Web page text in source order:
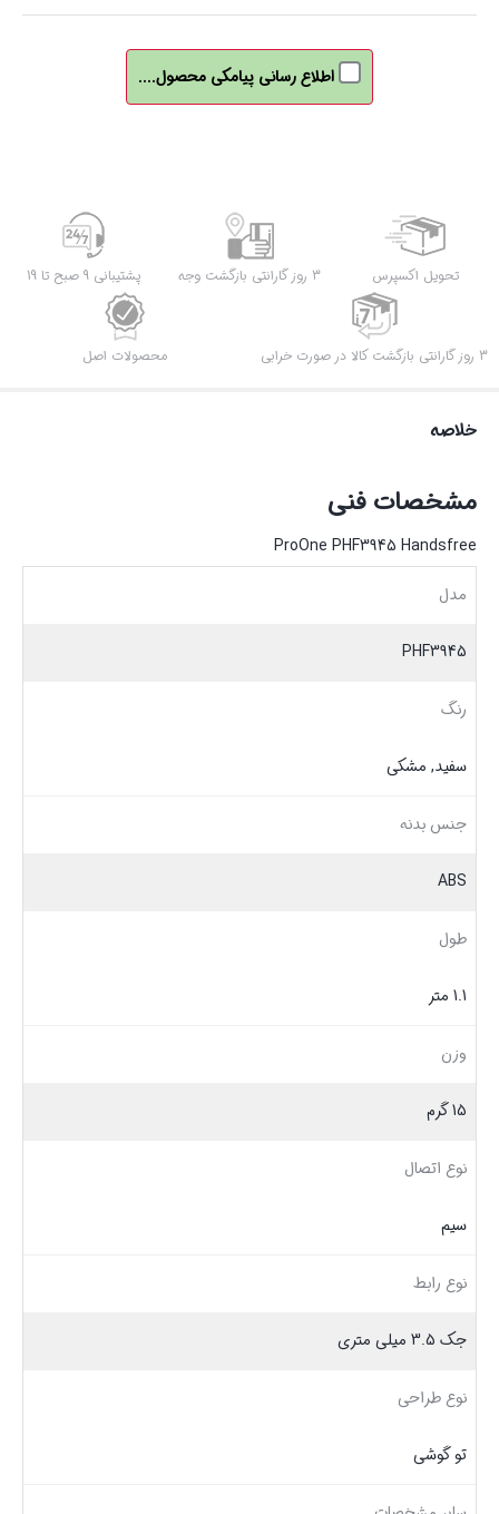
اطلاع رسانی پیامکی محصول....
تحویل اکسپرس 3 روز گارانتی بازگشت وجه پشتیبانی 9 صبح تا 19
3 روز گارانتی بازگشت کالا در صورت خرابی محصولات اصل
خلاصه
مشخصات فنی
ProOne PHF3945 Handsfree
مدل
PHF3945
رنگ
سفید, مشکی
جنس بدنه
ABS
طول
1.1 متر
وزن
15 گرم
نوع اتصال
سیم
نوع رابط
جک 3.5 میلی متری
نوع طراحی
تو گوشی